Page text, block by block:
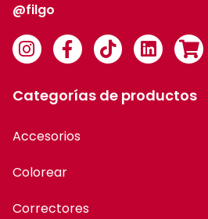
@filgo
Categorías de productos
Accesorios
Colorear
Correctores